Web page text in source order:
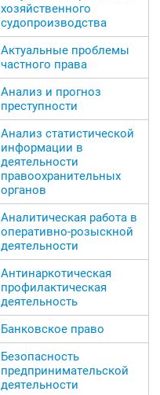
хозяйственного
судопроизводства
Актуальные проблемы
частного права
Анализ и прогноз
преступности
Анализ статистической
информации в
деятельности
правоохранительных
органов
Аналитическая работа в
оперативно-розыскной
деятельности
Антинаркотическая
профилактическая
деятельность
Банковское право
Безопасность
предпринимательской
деятельности